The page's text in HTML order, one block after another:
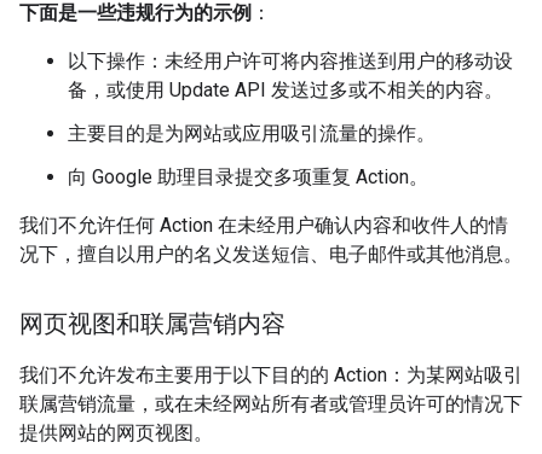
下面是一些违规行为的示例 ：
以下操作：未经用户许可将内容推送到用户的移动设
备，或使用 Update API 发送过多或不相关的内容。
主要目的是为网站或应用吸引流量的操作。
向 Google 助理目录提交多项重复 Action。
我们不允许任何 Action 在未经用户确认内容和收件人的情
况下，擅自以用户的名义发送短信、电子邮件或其他消息。
网页视图和联属营销内容
我们不允许发布主要用于以下目的的 Action：为某网站吸引
联属营销流量，或在未经网站所有者或管理员许可的情况下
提供网站的网页视图。